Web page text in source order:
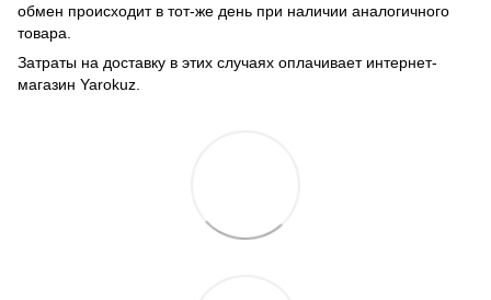
обмен происходит в тот-же день при наличии аналогичного
товара.
Затраты на доставку в этих случаях оплачивает интернет-
магазин Yarokuz.